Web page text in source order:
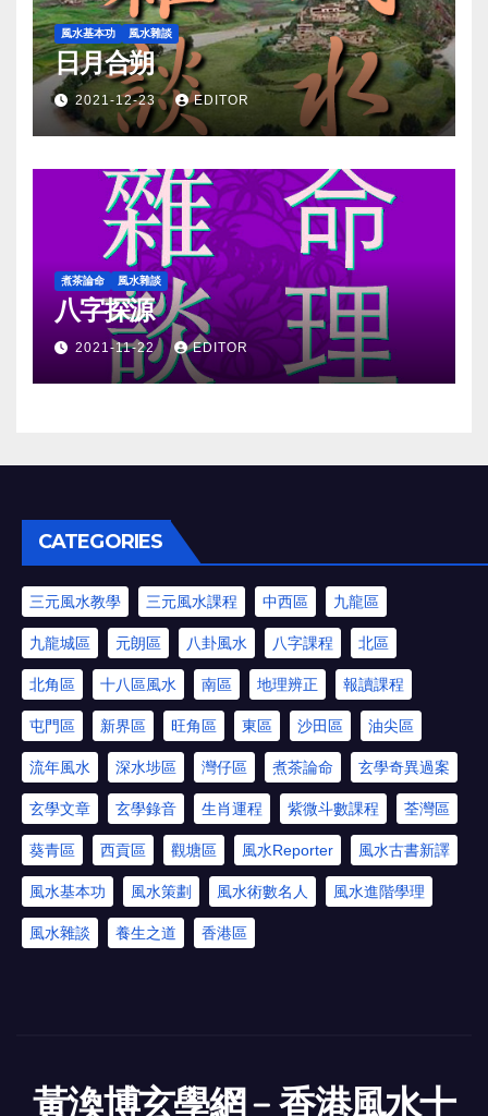
風水基本功 風水雜談
日月合朔
2021-12-23 EDITOR
煮茶論命 風水雜談
八字探源
2021-11-22 EDITOR
CATEGORIES
三元風水教學 三元風水課程 中西區 九龍區
九龍城區 元朗區 八卦風水 八字課程 北區
北角區 十八區風水 南區 地理辨正 報讀課程
屯門區 新界區 旺角區 東區 沙田區 油尖區
流年風水 深水埗區 灣仔區 煮茶論命 玄學奇異過案
玄學文章 玄學錄音 生肖運程 紫微斗數課程 荃灣區
葵青區 西貢區 觀塘區 風水Reporter 風水古書新譯
風水基本功 風水策劃 風水術數名人 風水進階學理
風水雜談 養生之道 香港區
黃渙博玄學網﹣香港風水十